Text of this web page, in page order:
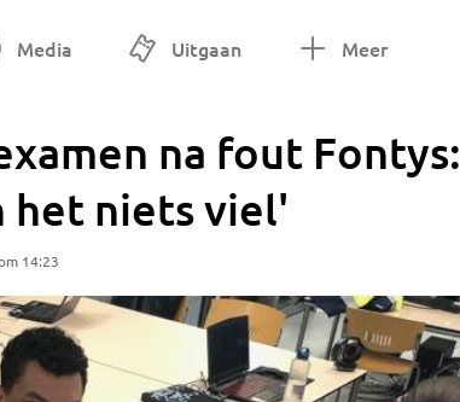
Media Uitgaan Meer
na fout Fontys:
het niets viel'
14:23